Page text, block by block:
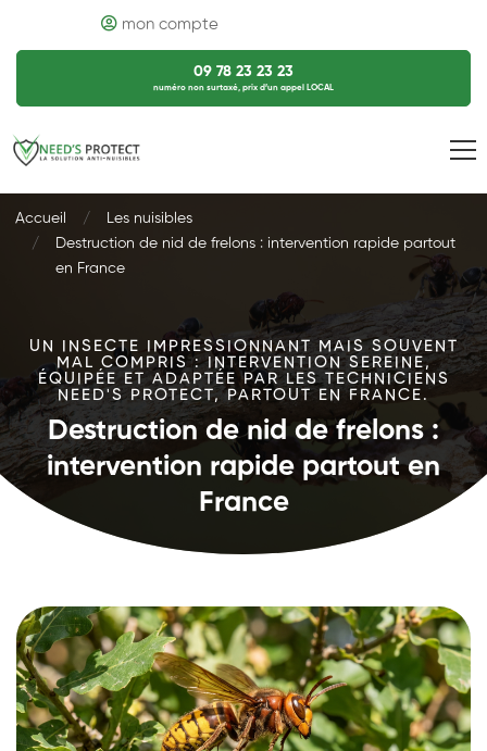
mon compte
09 78 23 23 23
numéro non surtaxé, prix d’un appel LOCAL
Accueil
Les nuisibles
Destruction de nid de frelons : intervention rapide partout
en France
UN INSECTE IMPRESSIONNANT MAIS SOUVENT
MAL COMPRIS : INTERVENTION SEREINE,
ÉQUIPÉE ET ADAPTÉE PAR LES TECHNICIENS
NEED'S PROTECT, PARTOUT EN FRANCE.
Destruction de nid de frelons :
intervention rapide partout en
France